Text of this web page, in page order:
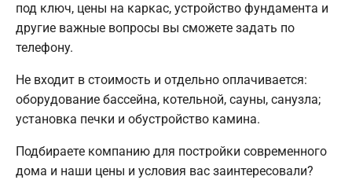
под ключ, цены на каркас, устройство фундамента и
другие важные вопросы вы сможете задать по
телефону.
Не входит в стоимость и отдельно оплачивается:
оборудование бассейна, котельной, сауны, санузла;
установка печки и обустройство камина.
Подбираете компанию для постройки современного
дома и наши цены и условия вас заинтересовали?